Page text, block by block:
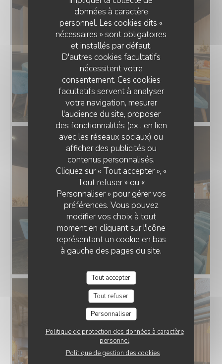
données à caractère
personnel. Les cookies dits «
nécessaires » sont obligatoires
et installés par défaut.
D'autres cookies facultatifs
nécessitent votre
consentement. Ces cookies
facultatifs servent à analyser
votre navigation, mesurer
l'audience du site, proposer
des fonctionnalités (ex : en lien
avec les réseaux sociaux) ou
afficher des publicités ou
contenus personnalisés.
Cliquez sur « Tout accepter », «
Tout refuser » ou «
Personnaliser » pour gérer vos
préférences. Vous pouvez
modifier vos choix à tout
moment en cliquant sur l'icône
représentant un cookie en bas
à gauche des pages du site.
Tout accepter
Tout refuser
Personnaliser
Politique de protection des données à caractère
personnel
Politique de gestion des cookies
RESTAURANT CLAIRE'MARAIS